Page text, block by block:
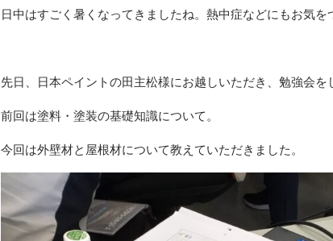
日中はすごく暑くなってきましたね。熱中症などにもお気を
先日、日本ペイントの田主松様にお越しいただき、勉強会を
前回は塗料・塗装の基礎知識について。
今回は外壁材と屋根材について教えていただきました。